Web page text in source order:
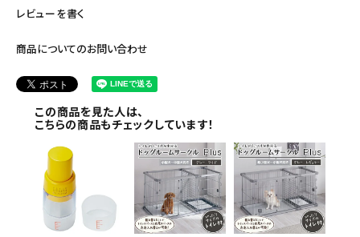
レビューを書く
商品についてのお問い合わせ
この商品を見た人は、
こちらの商品もチェックしています！